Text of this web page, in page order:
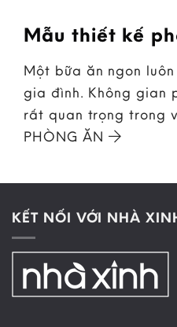
Mẫu thiết kế
Một bữa ăn ngon
gia đình. Không gian
rất quan trọng trong
PHÒNG ĂN
KẾT NỐI VỚI NHÀ